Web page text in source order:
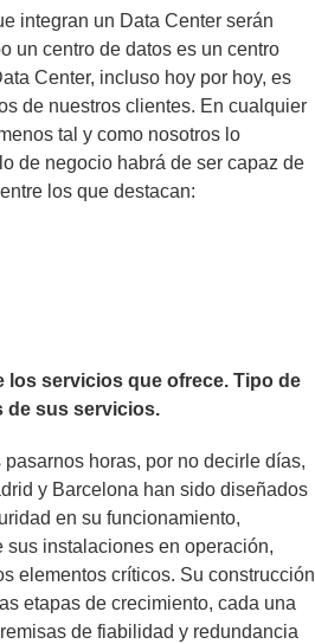
integran un Data Center serán
un centro de datos es un centro
Center, incluso hoy por hoy, es
de nuestros clientes. En cualquier
tal y como nosotros lo
de negocio habrá de ser capaz de
los que destacan:
los servicios que ofrece. Tipo de
de sus servicios.
horas, por no decirle días,
y Barcelona han sido diseñados
en su funcionamiento,
instalaciones en operación,
elementos críticos. Su construcción
etapas de crecimiento, cada una
de fiabilidad y redundancia